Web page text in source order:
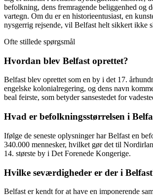
befolkning, dens fremragende beliggenhed og
vartegn. Om du er en historieentusiast, en
nysgerrig rejsende, vil Belfast helt sikkert ikke
Ofte stillede spørgsmål
Hvordan blev Belfast oprettet?
Belfast blev oprettet som en by i det 17.
engelske kolonialregering, og dens navn
beal feirste, som betyder sansestedet for
Hvad er befolkningsstørrelsen i
Ifølge de seneste oplysninger har Belfast en
340.000 mennesker, hvilket gør det til
14. største by i Det Forenede Kongerige.
Hvilke seværdigheder er der i
Belfast er kendt for at have en imponerende